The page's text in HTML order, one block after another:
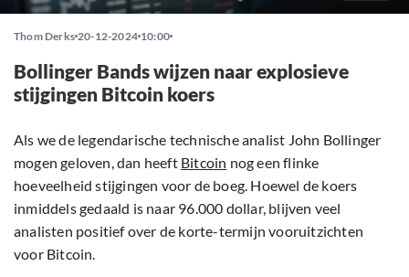
Thom Derks 20-12-2024 10:00
Bollinger Bands wijzen naar explosieve
stijgingen Bitcoin koers
Als we de legendarische technische analist John Bollinger
mogen geloven, dan heeft Bitcoin nog een flinke
hoeveelheid stijgingen voor de boeg. Hoewel de koers
inmiddels gedaald is naar 96.000 dollar, blijven veel
analisten positief over de korte-termijn vooruitzichten
voor Bitcoin.